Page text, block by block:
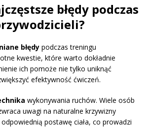
błędy podczas
błędy podczas treningu
kwestie, które warto dokładnie
ich pomoże nie tylko uniknąć
efektywność ćwiczeń.
wykonywania ruchów. Wiele osób
uwagi na naturalne krzywizny
postawę ciała, co prowadzi